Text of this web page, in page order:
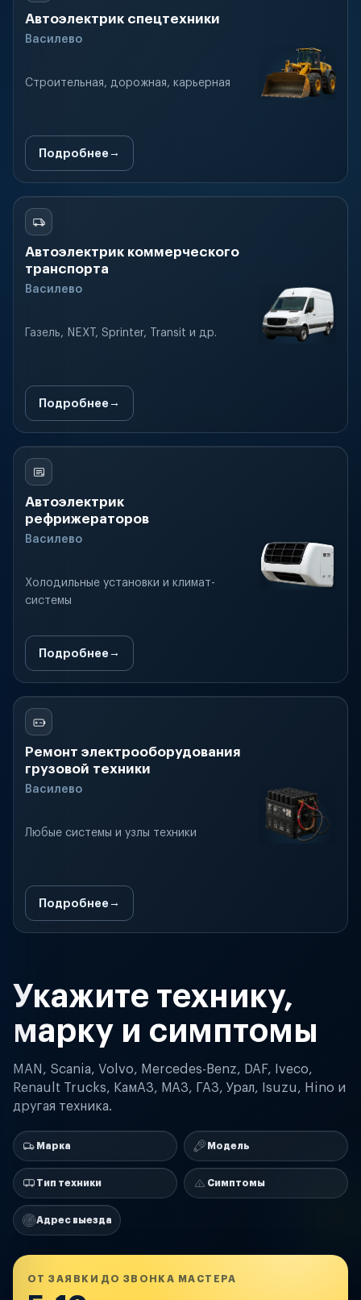
Автоэлектрик спецтехники
Василево
Строительная, дорожная, карьерная
Подробнее
Автоэлектрик коммерческого
транспорта
Василево
Газель, NEXT, Sprinter, Transit и др.
Подробнее
Автоэлектрик
рефрижераторов
Василево
Холодильные установки и климат-
системы
Подробнее
Ремонт электрооборудования
грузовой техники
Василево
Любые системы и узлы техники
Подробнее
Укажите технику,
марку и симптомы
MAN, Scania, Volvo, Mercedes-Benz, DAF, Iveco,
Renault Trucks, КамАЗ, МАЗ, ГАЗ, Урал, Isuzu, Hino и
другая техника.
Марка Модель
Тип техники Симптомы
Адрес выезда
ОТ ЗАЯВКИ ДО ЗВОНКА МАСТЕРА